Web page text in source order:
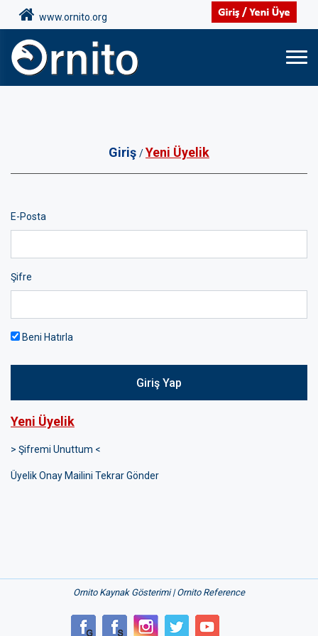
www.ornito.org
Giriş /Yeni Üyelik
E-Posta
Şifre
Beni Hatırla
Giriş Yap
Yeni Üyelik
> Şifremi Unuttum <
Üyelik Onay Mailini Tekrar Gönder
Ornito Kaynak Gösterimi | Ornito Reference